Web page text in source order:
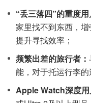
“丢三落四”的重度用
家里找不到东西，
提升寻找效率；
频繁出差的旅行者：
能，对于托运行李
Apple Watch深度用